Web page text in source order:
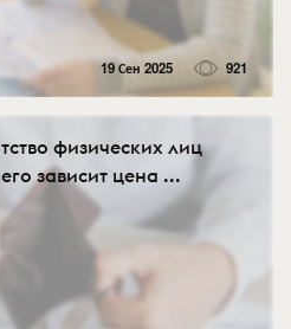
19 Сен 2025 921
физических лиц
зависит цена ...